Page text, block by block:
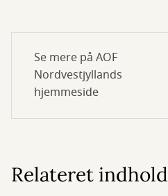
Se mere på AOF
Nordvestjyllands
hjemmeside
Relateret indhold